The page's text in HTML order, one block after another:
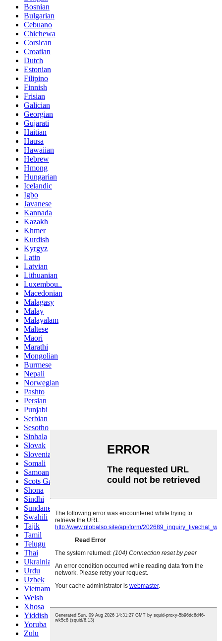
Bosnian
Bulgarian
Cebuano
Chichewa
Corsican
Croatian
Dutch
Estonian
Filipino
Finnish
Frisian
Galician
Georgian
Gujarati
Haitian
Hausa
Hawaiian
Hebrew
Hmong
Hungarian
Icelandic
Igbo
Javanese
Kannada
Kazakh
Khmer
Kurdish
Kyrgyz
Latin
Latvian
Lithuanian
Luxembou..
Macedonian
Malagasy
Malay
Malayalam
Maltese
Maori
Marathi
Mongolian
Burmese
Nepali
Norwegian
Pashto
Persian
Punjabi
Serbian
Sesotho
Sinhala
Slovak
Slovenian
Somali
Samoan
Scots Gaelic
Shona
Sindhi
Sundanese
Swahili
Tajik
Tamil
Telugu
Thai
Ukrainian
Urdu
Uzbek
Vietnamese
Welsh
Xhosa
Yiddish
Yoruba
Zulu